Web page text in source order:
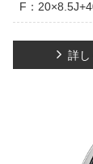
F：
詳し